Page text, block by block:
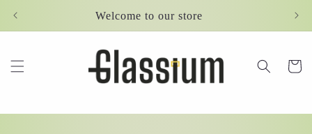
Welcome to our store
Cart